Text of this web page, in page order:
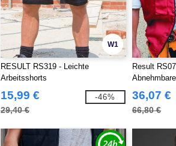
W1
RESULT RS319 - Leichte
Arbeitsshorts
15,99 €
29,40 €
-46%
Result
36,07 €
66,80 €